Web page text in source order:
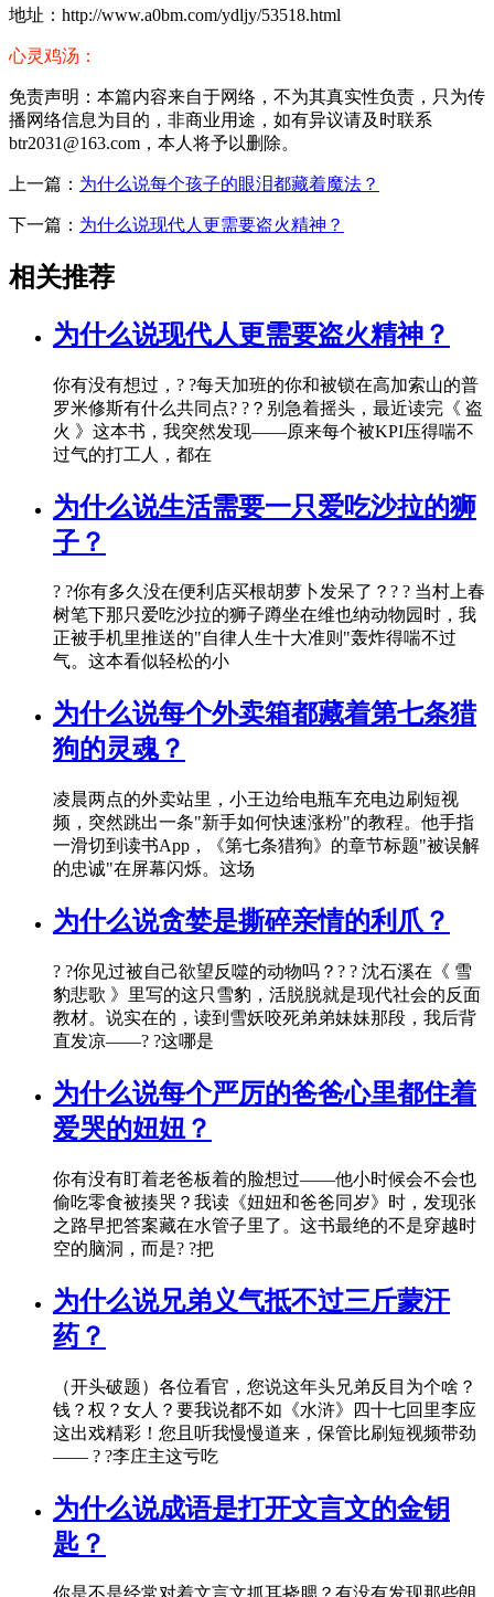
地址：http://www.a0bm.com/ydljy/53518.html
心灵鸡汤：
免责声明：本篇内容来自于网络，不为其真实性负责，只为传
播网络信息为目的，非商业用途，如有异议请及时联系
btr2031@163.com，本人将予以删除。
上一篇： 为什么说每个孩子的眼泪都藏着魔法？
下一篇： 为什么说现代人更需要盗火精神？
相关推荐
为什么说现代人更需要盗火精神？
你有没有想过，? ?每天加班的你和被锁在高加索山的普
罗米修斯有什么共同点? ?？别急着摇头，最近读完《 盗
火 》这本书，我突然发现——原来每个被KPI压得喘不
过气的打工人，都在
为什么说生活需要一只爱吃沙拉的狮
子？
? ?你有多久没在便利店买根胡萝卜发呆了？? ? 当村上春
树笔下那只爱吃沙拉的狮子蹲坐在维也纳动物园时，我
正被手机里推送的"自律人生十大准则"轰炸得喘不过
气。这本看似轻松的小
为什么说每个外卖箱都藏着第七条猎
狗的灵魂？
凌晨两点的外卖站里，小王边给电瓶车充电边刷短视
频，突然跳出一条"新手如何快速涨粉"的教程。他手指
一滑切到读书App，《第七条猎狗》的章节标题"被误解
的忠诚"在屏幕闪烁。这场
为什么说贪婪是撕碎亲情的利爪？
? ?你见过被自己欲望反噬的动物吗？? ? 沈石溪在《 雪
豹悲歌 》里写的这只雪豹，活脱脱就是现代社会的反面
教材。说实在的，读到雪妖咬死弟弟妹妹那段，我后背
直发凉——? ?这哪是
为什么说每个严厉的爸爸心里都住着
爱哭的妞妞？
你有没有盯着老爸板着的脸想过——他小时候会不会也
偷吃零食被揍哭？我读《妞妞和爸爸同岁》时，发现张
之路早把答案藏在水管子里了。这书最绝的不是穿越时
空的脑洞，而是? ?把
为什么说兄弟义气抵不过三斤蒙汗
药？
（开头破题）各位看官，您说这年头兄弟反目为个啥？
钱？权？女人？要我说都不如《水浒》四十七回里李应
这出戏精彩！您且听我慢慢道来，保管比刷短视频带劲
—— ? ?李庄主这亏吃
为什么说成语是打开文言文的金钥
匙？